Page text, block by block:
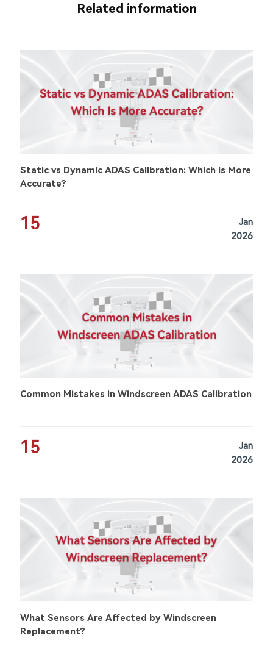
Related information
Static vs Dynamic ADAS Calibration: Which Is More
Accurate?
15
Jan
2026
Common Mistakes in Windscreen ADAS Calibration
15
Jan
2026
What Sensors Are Affected by Windscreen
Replacement?